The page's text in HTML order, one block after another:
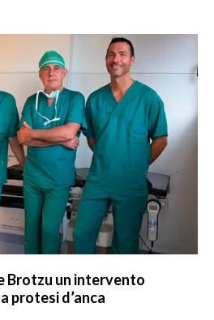
Brotzu un intervento
protesi d’anca